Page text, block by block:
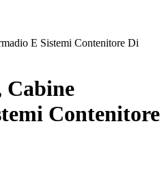
E Sistemi Contenitore Di
Contenitore